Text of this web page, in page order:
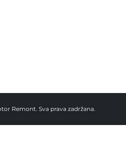
Remont. Sva prava zadržana.